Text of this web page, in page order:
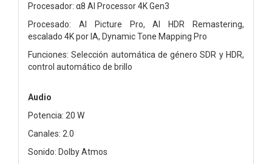
Procesador: α8 AI Processor 4K Gen3
Procesado: AI Picture Pro, AI HDR Remastering,
escalado 4K por IA, Dynamic Tone Mapping Pro
Funciones: Selección automática de género SDR y HDR,
control automático de brillo
Audio
Potencia: 20 W
Canales: 2.0
Sonido: Dolby Atmos